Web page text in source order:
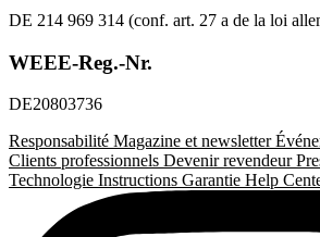
DE 214 969 314 (conf. art. 27 a de la loi
WEEE-Reg.-Nr.
DE20803736
Responsabilité Magazine et newsletter
Clients professionnels Devenir revendeur
Technologie Instructions Garantie Help